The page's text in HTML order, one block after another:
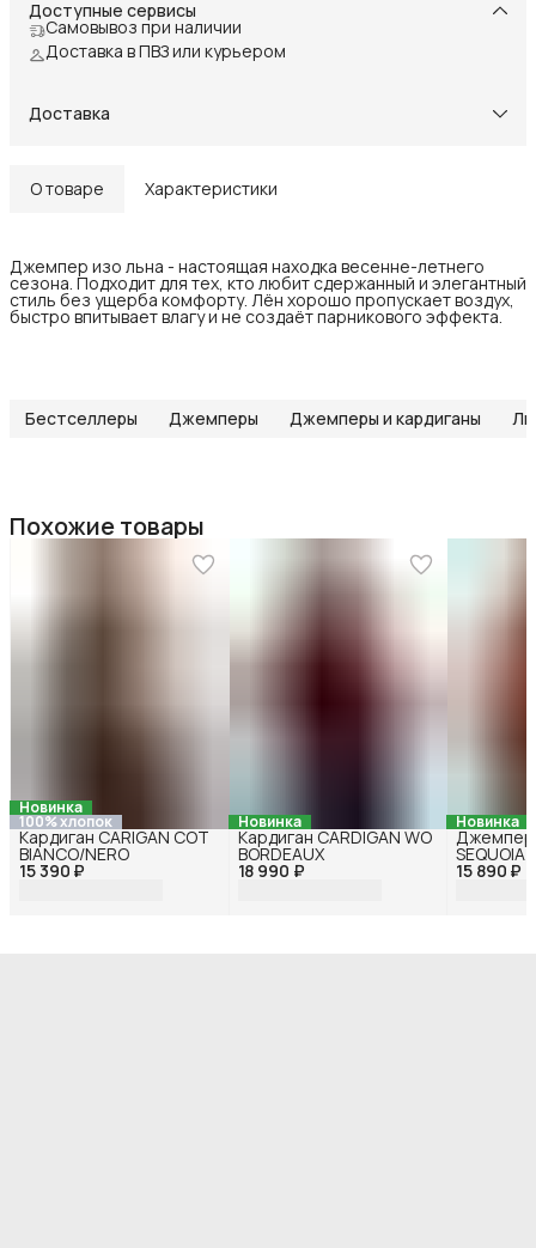
Доступные сервисы
Самовывоз при наличии
Доставка в ПВЗ или курьером
Доставка
О товаре Характеристики
Джемпер изо льна - настоящая находка весенне-летнего
сезона. Подходит для тех, кто любит сдержанный и элегантный
стиль без ущерба комфорту. Лён хорошо пропускает воздух,
быстро впитывает влагу и не создаёт парникового эффекта.
Бестселлеры Джемперы Джемперы и кардиганы
Похожие товары
Новинка
100% хлопок
15 390 ₽
Кардиган CARIGAN COT
BIANCO/NERO
Новинка
18 990 ₽
Кардиган CARDIGAN WO
BORDEAUX
Новинка
15 890 ₽
Джемпер
SEQUOIA